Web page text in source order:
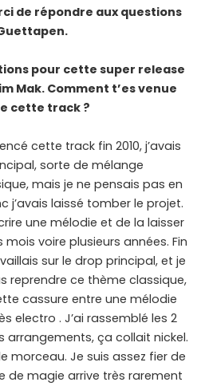
de répondre aux questions
pour cette super release
Mak. Comment t’es venue
cette track ?
cette track fin 2010, j’avais
sorte de mélange
mais je ne pensais pas en
j’avais laissé tomber le projet.
une mélodie et de la laisser
voire plusieurs années. Fin
sur le drop principal, et je
reprendre ce thème classique,
cassure entre une mélodie
electro . J’ai rassemblé les 2
arrangements, ça collait nickel.
morceau. Je suis assez fier de
de magie arrive très rarement